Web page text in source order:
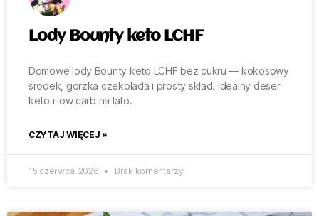
Lody Bounty keto LCHF
Domowe lody Bounty keto LCHF bez cukru — kokosowy
środek, gorzka czekolada i prosty skład. Idealny deser
keto i low carb na lato.
CZYTAJ WIĘCEJ »
15 czerwca, 2026 Brak komentarzy